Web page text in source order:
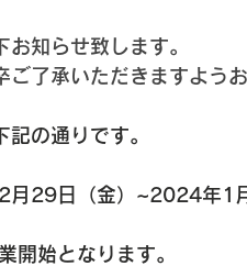
知らせ致します。
了承いただきますよう
の通りです。
月29日（金）~2024年1
開始となります。